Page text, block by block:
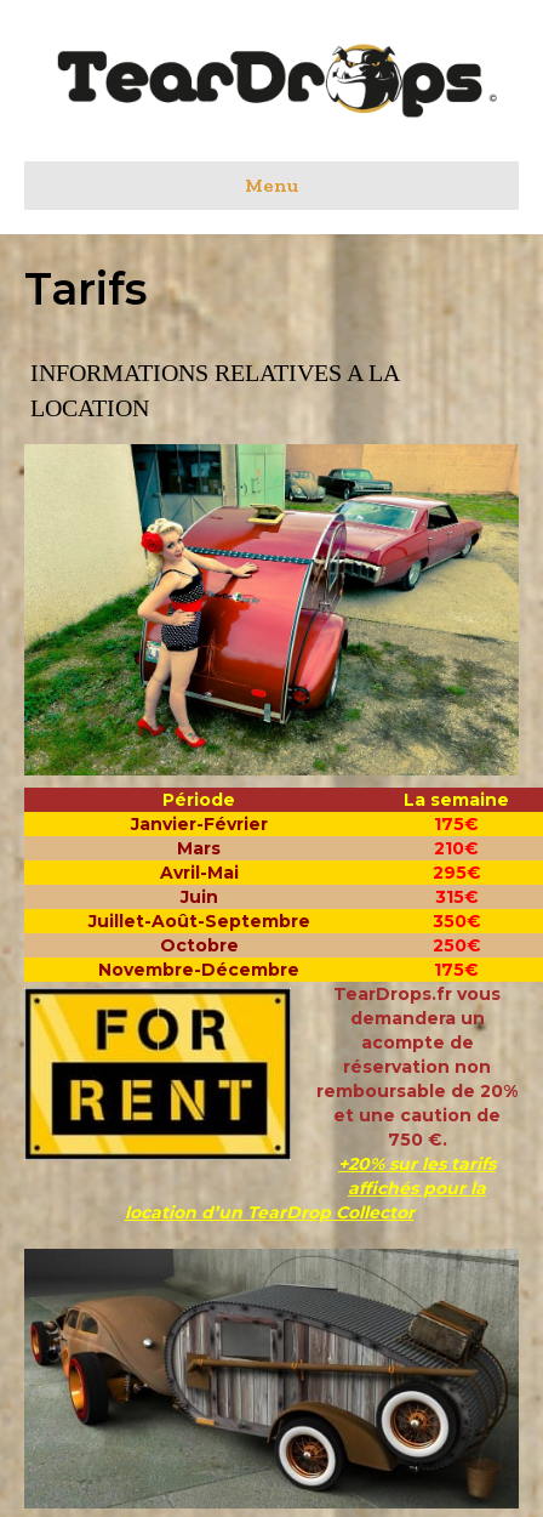
Menu
Tarifs
INFORMATIONS RELATIVES A LA
LOCATION
Période
La semaine
Janvier-Février
175€
Mars
210€
Avril-Mai
295€
Juin
315€
Juillet-Août-Septembre
350€
Octobre
250€
Novembre-Décembre
175€
TearDrops.fr vous
demandera un
acompte de
réservation non
remboursable de 20%
et une caution de
750 €.
+20% sur les tarifs
affichés pour la
location d’un TearDrop Collector